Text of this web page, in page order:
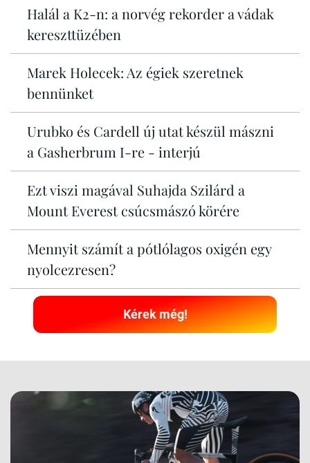
Halál a K2-n: a norvég rekorder a vádak
kereszttüzében
Marek Holecek: Az égiek szeretnek
bennünket
Urubko és Cardell új utat készül mászni
a Gasherbrum I-re - interjú
Ezt viszi magával Suhajda Szilárd a
Mount Everest csúcsmászó körére
Mennyit számít a pótlólagos oxigén egy
nyolcezresen?
Kérek még!